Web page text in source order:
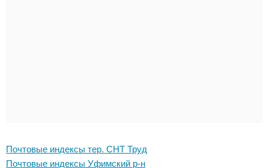
Почтовые индексы тер. СНТ Труд
Почтовые индексы Уфимский р-н